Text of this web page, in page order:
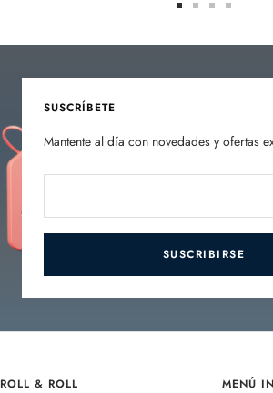
diapositiva
diapositiva
diapositiva
SUSCRÍBETE
Mantente al día con novedades y ofertas
SUSCRIBIRSE
ROLL & ROLL MENÚ